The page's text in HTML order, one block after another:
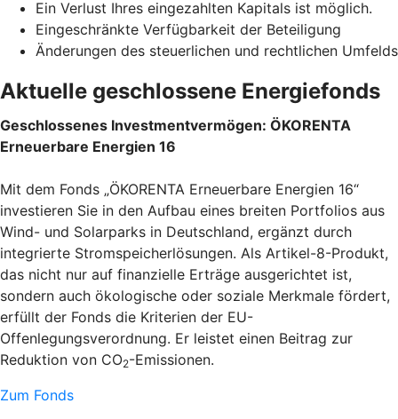
Ein Verlust Ihres eingezahlten Kapitals ist möglich.
Eingeschränkte Verfügbarkeit der Beteiligung
Änderungen des steuerlichen und rechtlichen Umfelds
Aktuelle geschlossene Energiefonds
Geschlossenes Investmentvermögen: ÖKORENTA
Erneuerbare Energien 16
Mit dem Fonds „ÖKORENTA Erneuerbare Energien 16“
investieren Sie in den Aufbau eines breiten Portfolios aus
Wind- und Solarparks in Deutschland, ergänzt durch
integrierte Stromspeicherlösungen. Als Artikel-8-Produkt,
das nicht nur auf finanzielle Erträge ausgerichtet ist,
sondern auch ökologische oder soziale Merkmale fördert,
erfüllt der Fonds die Kriterien der EU-
Offenlegungsverordnung. Er leistet einen Beitrag zur
Reduktion von CO2-Emissionen.
Zum Fonds